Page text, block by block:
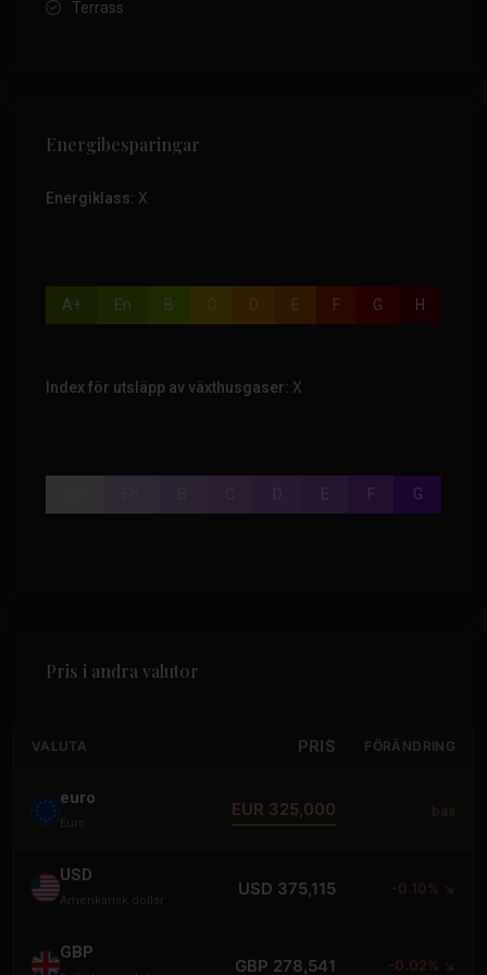
Terrass
Energibesparingar
Energiklass: X
A+ En B C D E F G H
Index för utsläpp av växthusgaser: X
D E F G
Pris i andra valutor
VALUTA PRIS FÖRÄNDRING
euro
Euro
EUR 325,000 bas
USD
Amerikansk dollar
USD 375,115 -0.10% ↘
GBP
GBP 278,541 -0.02% ↘